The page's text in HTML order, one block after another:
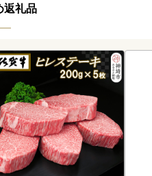
返礼品